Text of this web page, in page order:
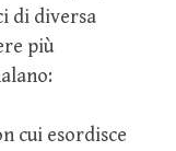
di diversa
più
cui esordisce